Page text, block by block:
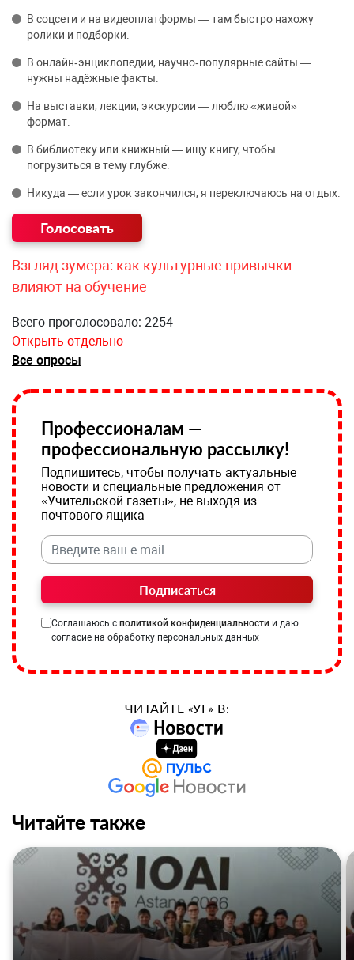
В соцсети и на видеоплатформы — там быстро нахожу
ролики и подборки.
В онлайн‑энциклопедии, научно‑популярные сайты —
нужны надёжные факты.
На выставки, лекции, экскурсии — люблю «живой»
формат.
В библиотеку или книжный — ищу книгу, чтобы
погрузиться в тему глубже.
Никуда — если урок закончился, я переключаюсь на отдых.
Взгляд зумера: как культурные привычки
влияют на обучение
Всего проголосовало: 2254
Открыть отдельно
Все опросы
Профессионалам —
профессиональную рассылку!
Подпишитесь, чтобы получать актуальные
новости и специальные предложения от
«Учительской газеты», не выходя из
почтового ящика
Подписаться
Соглашаюсь с политикой конфиденциальности и даю
согласие на обработку персональных данных
ЧИТАЙТЕ «УГ» В:
Читайте также